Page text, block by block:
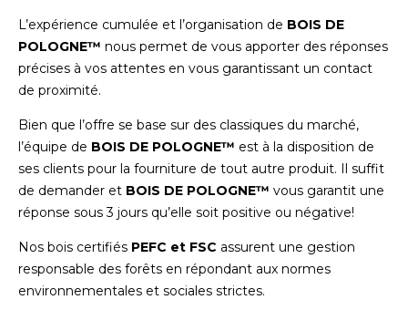
L’expérience cumulée et l’organisation de BOIS DE
POLOGNE™ nous permet de vous apporter des réponses
précises à vos attentes en vous garantissant un contact
de proximité.
Bien que l’offre se base sur des classiques du marché,
l’équipe de BOIS DE POLOGNE™ est à la disposition de
ses clients pour la fourniture de tout autre produit. Il suffit
de demander et BOIS DE POLOGNE™ vous garantit une
réponse sous 3 jours qu’elle soit positive ou négative!
Nos bois certifiés PEFC et FSC assurent une gestion
responsable des forêts en répondant aux normes
environnementales et sociales strictes.